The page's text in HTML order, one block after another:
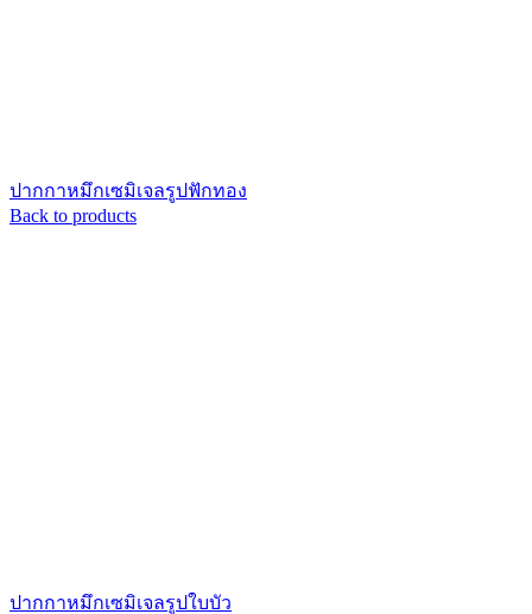
ปากกาหมึกเซมิเจลรูปฟักทอง
Back to products
ปากกาหมึกเซมิเจลรูปใบบัว